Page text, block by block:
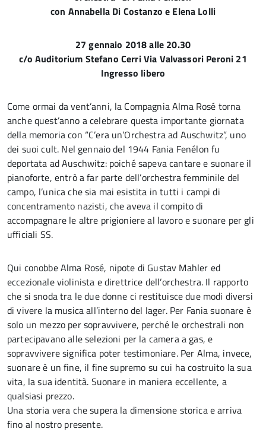
con Annabella Di Costanzo e Elena Lolli
27 gennaio 2018 alle 20.30
c/o Auditorium Stefano Cerri Via Valvassori Peroni 21
Ingresso libero
Come ormai da vent’anni, la Compagnia Alma Rosé torna
anche quest’anno a celebrare questa importante giornata
della memoria con “C’era un’Orchestra ad Auschwitz”, uno
dei suoi cult. Nel gennaio del 1944 Fania Fenélon fu
deportata ad Auschwitz: poiché sapeva cantare e suonare il
pianoforte, entrò a far parte dell’orchestra femminile del
campo, l’unica che sia mai esistita in tutti i campi di
concentramento nazisti, che aveva il compito di
accompagnare le altre prigioniere al lavoro e suonare per gli
ufficiali SS.
Qui conobbe Alma Rosé, nipote di Gustav Mahler ed
eccezionale violinista e direttrice dell’orchestra. Il rapporto
che si snoda tra le due donne ci restituisce due modi diversi
di vivere la musica all’interno del lager. Per Fania suonare è
solo un mezzo per sopravvivere, perché le orchestrali non
partecipavano alle selezioni per la camera a gas, e
sopravvivere significa poter testimoniare. Per Alma, invece,
suonare è un fine, il fine supremo su cui ha costruito la sua
vita, la sua identità. Suonare in maniera eccellente, a
qualsiasi prezzo.
Una storia vera che supera la dimensione storica e arriva
fino al nostro presente.